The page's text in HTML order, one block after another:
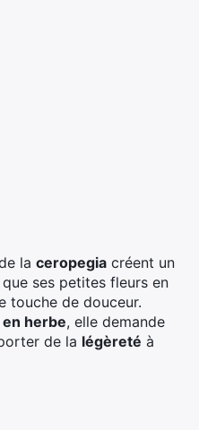
la ceropegia créent un
ses petites fleurs en
touche de douceur.
herbe, elle demande
de la légèreté à